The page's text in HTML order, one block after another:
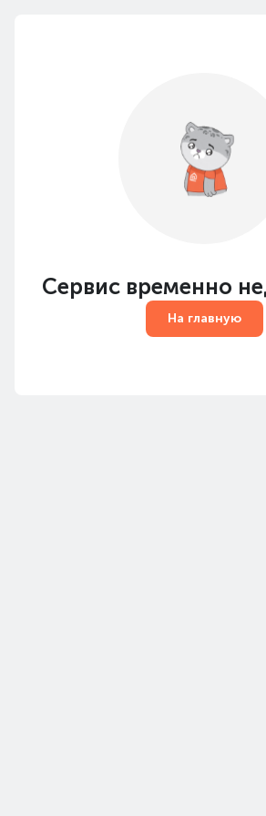
Сервис временно
На главную